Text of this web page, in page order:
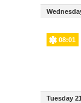
08:01
Tuesday